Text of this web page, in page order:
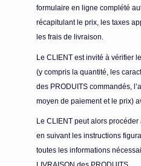
formulaire en ligne complété
récapitulant le prix, les taxes
les frais de livraison.
Le CLIENT est invité à vérifier
(y compris la quantité, les
des PRODUITS commandés,
moyen de paiement et le prix)
Le CLIENT peut alors
en suivant les instructions
toutes les informations